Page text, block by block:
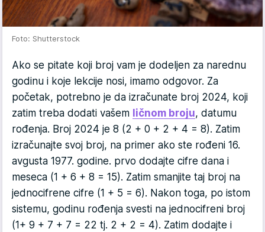
Foto: Shutterstock
Ako se pitate koji broj vam je dodeljen za narednu
godinu i koje lekcije nosi, imamo odgovor. Za
početak, potrebno je da izračunate broj 2024, koji
zatim treba dodati vašem ličnom broju, datumu
rođenja. Broj 2024 je 8 (2 + 0 + 2 + 4 = 8). Zatim
izračunajte svoj broj, na primer ako ste rođeni 16.
avgusta 1977. godine. prvo dodajte cifre dana i
meseca (1 + 6 + 8 = 15). Zatim smanjite taj broj na
jednocifrene cifre (1 + 5 = 6). Nakon toga, po istom
sistemu, godinu rođenja svesti na jednocifreni broj
(1+ 9 + 7 + 7 = 22 tj. 2 + 2 = 4). Zatim dodajte i